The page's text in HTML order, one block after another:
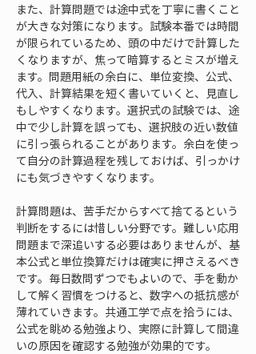
また、計算問題では途中式を丁寧に書くこと
が大きな対策になります。試験本番では時間
が限られているため、頭の中だけで計算した
くなりますが、焦って暗算するとミスが増え
ます。問題用紙の余白に、単位変換、公式、
代入、計算結果を短く書いていくと、見直し
もしやすくなります。選択式の試験では、途
中で少し計算を誤っても、選択肢の近い数値
に引っ張られることがあります。余白を使っ
て自分の計算過程を残しておけば、引っかけ
にも気づきやすくなります。
計算問題は、苦手だからすべて捨てるという
判断をするには惜しい分野です。難しい応用
問題まで深追いする必要はありませんが、基
本公式と単位換算だけは確実に押さえるべき
です。毎日数問ずつでもよいので、手を動か
して解く習慣をつけると、数字への抵抗感が
薄れていきます。共通工学で点を拾うには、
公式を眺める勉強より、実際に計算して間違
いの原因を確認する勉強が効果的です。